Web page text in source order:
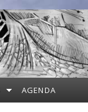
AGENDA